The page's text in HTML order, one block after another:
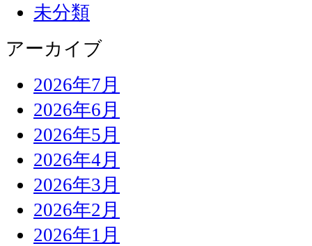
未分類
アーカイブ
2026年7月
2026年6月
2026年5月
2026年4月
2026年3月
2026年2月
2026年1月